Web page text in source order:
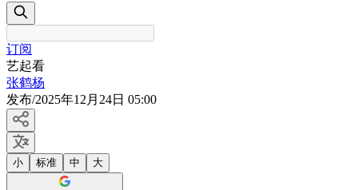
订阅
艺起看
张鹤杨
发布/2025年12月24日 05:00
小 标准 中 大